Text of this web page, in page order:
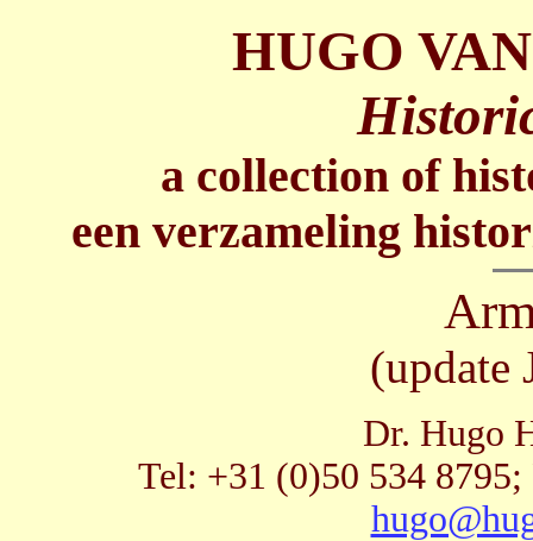
HUGO
a collection of
een verzameling
(update
Dr. Hugo
Tel: +31 (0)50 534